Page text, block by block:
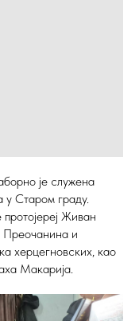
је служена
Старом граду.
Живан
Преочанина и
херцегновских, као
Макарија.